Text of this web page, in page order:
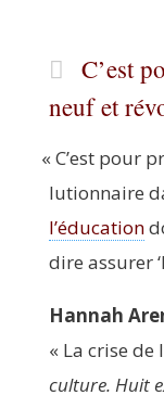
C’est
neuf et
« C’est pour
lu­tion­naire
l’éducation
dire assu­rer‘
Han­nah
« La crise de
culture. Huit